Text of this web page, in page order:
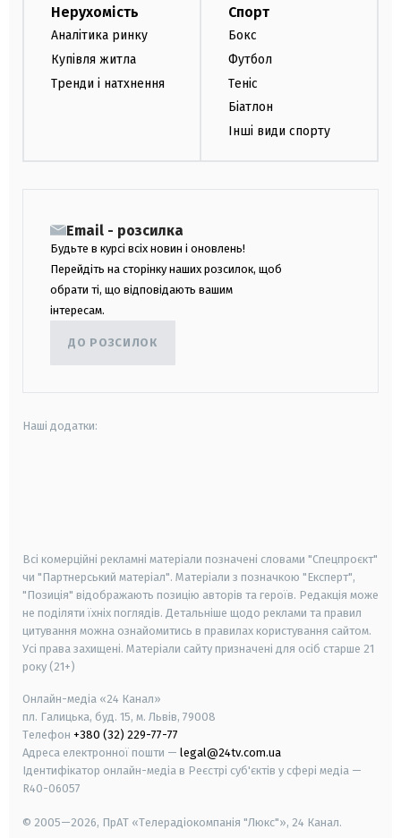
Нерухомість
Аналітика ринку
Купівля житла
Тренди і натхнення
Спорт
Бокс
Футбол
Теніс
Біатлон
Інші види спорту
Email - розсилка
Будьте в курсі всіх новин і оновлень!
Перейдіть на сторінку наших розсилок, щоб
обрати ті, що відповідають вашим
інтересам.
ДО РОЗСИЛОК
Наші додатки:
Всі комерційні рекламні матеріали позначені словами "Спецпроєкт"
чи "Партнерський матеріал". Матеріали з позначкою "Експерт",
"Позиція" відображають позицію авторів та героїв. Редакція може
не поділяти їхніх поглядів. Детальніше щодо реклами та правил
цитування можна ознайомитись в правилах користування сайтом.
Усі права захищені. Матеріали сайту призначені для осіб старше 21
року (21+)
Онлайн-медіа «24 Канал»
пл. Галицька, буд. 15, м. Львів, 79008
Телефон +380 (32) 229-77-77
Адреса електронної пошти — legal@24tv.com.ua
Ідентифікатор онлайн-медіа в Реєстрі суб'єктів у сфері медіа —
R40-06057
© 2005—2026, ПрАТ «Телерадіокомпанія "Люкс"», 24 Канал.